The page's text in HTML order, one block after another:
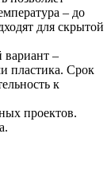
– до
для скрытой
–
пластика. Срок
к
проектов.